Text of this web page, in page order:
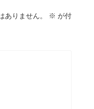
ありません。 ※ が付